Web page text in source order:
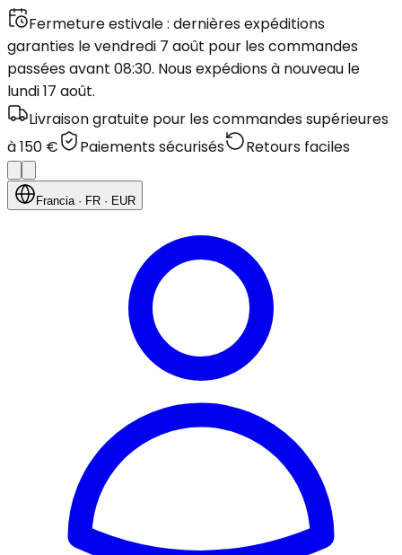
Fermeture estivale : dernières expéditions
garanties le vendredi 7 août pour les commandes
passées avant 08:30. Nous expédions à nouveau le
lundi 17 août.
Livraison gratuite pour les commandes supérieures
à 150 €
Paiements sécurisés Retours faciles
Francia· FR · EUR